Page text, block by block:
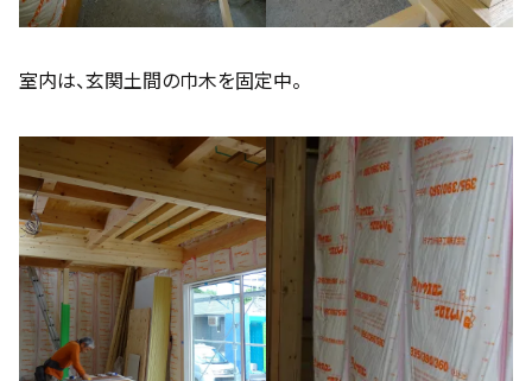
室内は、玄関土間の巾木を固定中。